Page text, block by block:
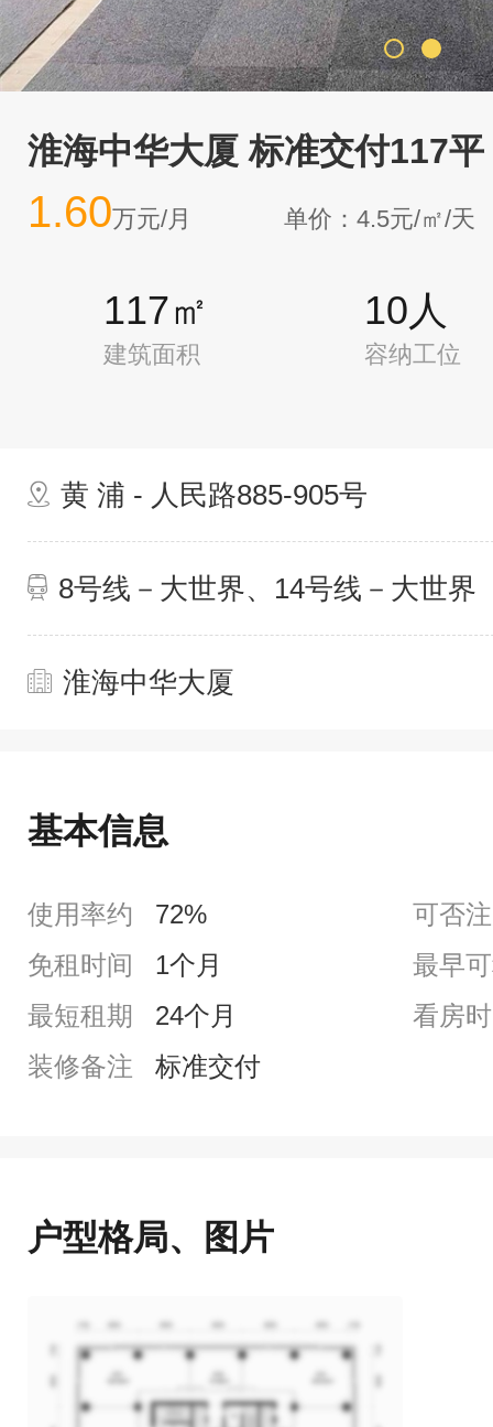
淮海中华大厦 标准交付117
1.60万元/月 单价：4.5元/㎡/天
117㎡
建筑面积
10人
容纳工位
黄 浦 - 人民路885-905号
8号线－大世界、14号线－大世界
淮海中华大厦
基本信息
使用率约 72%
可否
免租时间
1个月
最早
最短租期
24个月
看房
装修备注
标准交付
户型格局、图片